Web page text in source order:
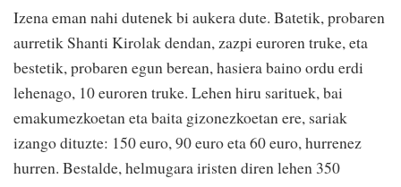
Izena eman nahi dutenek bi aukera dute. Batetik, probaren
aurretik Shanti Kirolak dendan, zazpi euroren truke, eta
bestetik, probaren egun berean, hasiera baino ordu erdi
lehenago, 10 euroren truke. Lehen hiru sarituek, bai
emakumezkoetan eta baita gizonezkoetan ere, sariak
izango dituzte: 150 euro, 90 euro eta 60 euro, hurrenez
hurren. Bestalde, helmugara iristen diren lehen 350